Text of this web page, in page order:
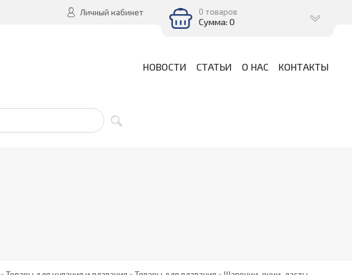
Личный кабинет 0 товаров
Сумма: 0
НОВОСТИ СТАТЬИ О НАС КОНТАКТЫ